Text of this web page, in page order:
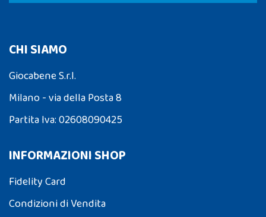
CHI SIAMO
Giocabene S.r.l.
Milano - via della Posta 8
Partita Iva: 02608090425
INFORMAZIONI SHOP
Fidelity Card
Condizioni di Vendita